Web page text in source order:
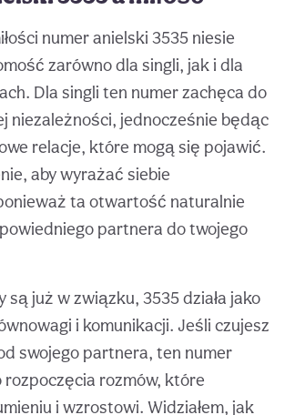
numer anielski 3535 niesie
zarówno dla singli, jak i dla
Dla singli ten numer zachęca do
niezależności, jednocześnie będąc
relacje, które mogą się pojawić.
aby wyrażać siebie
ta otwartość naturalnie
partnera do twojego
są już w związku, 3535 działa jako
i komunikacji. Jeśli czujesz
swojego partnera, ten numer
rozpoczęcia rozmów, które
i wzrostowi. Widziałem, jak